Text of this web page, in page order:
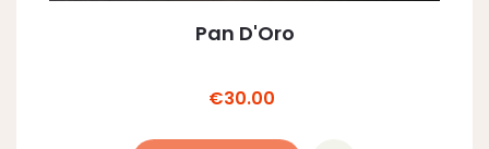
Pan D'Oro
Price
€30.00